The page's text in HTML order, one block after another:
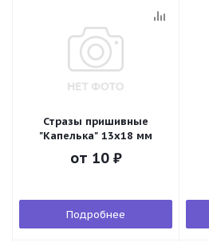
Стразы пришивные
"Капелька" 13х18 мм
от 10 ₽
Подробнее